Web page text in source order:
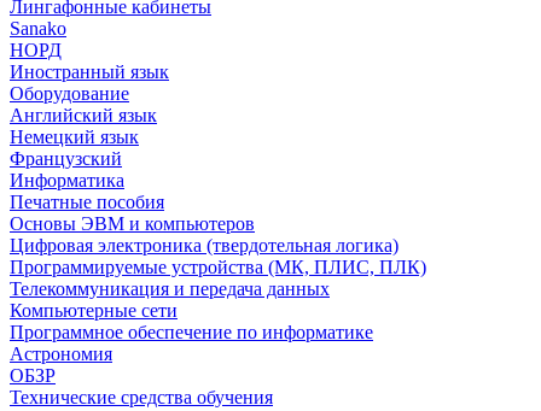
Лингафонные кабинеты
Sanako
НОРД
Иностранный язык
Оборудование
Английский язык
Немецкий язык
Французский
Информатика
Печатные пособия
Основы ЭВМ и компьютеров
Цифровая электроника (твердотельная логика)
Программируемые устройства (МК, ПЛИС, ПЛК)
Телекоммуникация и передача данных
Компьютерные сети
Программное обеспечение по информатике
Астрономия
ОБЗР
Технические средства обучения